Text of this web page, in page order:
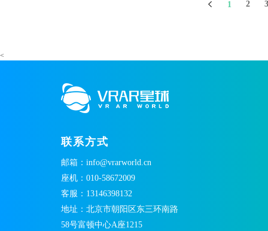
1 2
<
联系方式
邮箱：info@vrarworld.cn
座机：010-58672009
客服：13146398132
地址：北京市朝阳区东三环南路
58号富顿中心A座1215